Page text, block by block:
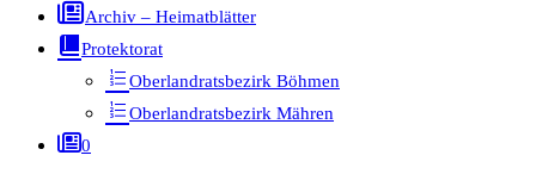
Archiv – Heimatblätter
Protektorat
Oberlandratsbezirk Böhmen
Oberlandratsbezirk Mähren
0